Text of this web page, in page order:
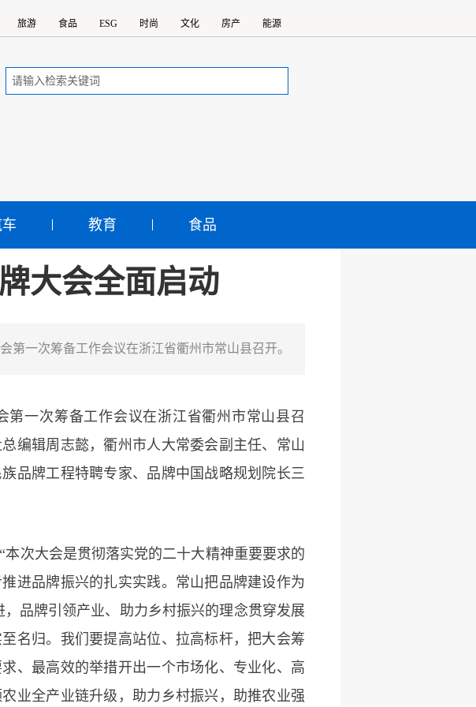
旅游 食品 ESG 时尚 文化 房产 能源
教育 食品
大会全面启动
第一次筹备工作会议在浙江省衢州市常山县召开。
第一次筹备工作会议在浙江省衢州市常山县召
编辑周志懿，衢州市人大常委会副主任、常山
品牌工程特聘专家、品牌中国战略规划院长三
次大会是贯彻落实党的二十大精神重要要求的
进品牌振兴的扎实实践。常山把品牌建设作为
，品牌引领产业、助力乡村振兴的理念贯穿发展
名归。我们要提高站位、拉高标杆，把大会筹
、最高效的举措开出一个市场化、专业化、高
业全产业链升级，助力乡村振兴，助推农业强